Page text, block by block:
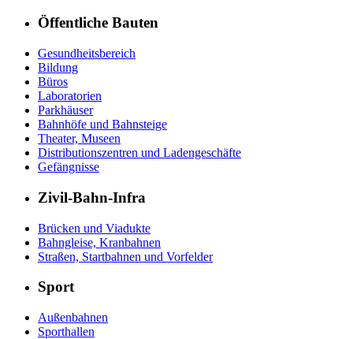
Öffentliche Bauten
Gesundheitsbereich
Bildung
Büros
Laboratorien
Parkhäuser
Bahnhöfe und Bahnsteige
Theater, Museen
Distributionszentren und Ladengeschäfte
Gefängnisse
Zivil-Bahn-Infra
Brücken und Viadukte
Bahngleise, Kranbahnen
Straßen, Startbahnen und Vorfelder
Sport
Außenbahnen
Sporthallen